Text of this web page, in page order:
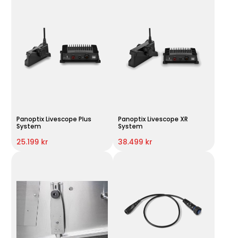
Panoptix Livescope Plus
System
25.199 kr
Panoptix Livescope XR
System
38.499 kr